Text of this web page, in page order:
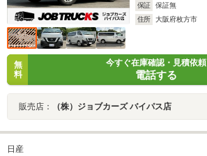
保証
保証無
住所
大阪府枚方市
無
料
今すぐ在庫確認・見積依頼
電話する
販売店： （株）ジョブカーズ バイパス店
日産